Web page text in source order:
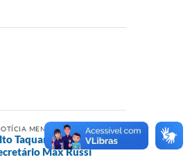
MENOS RECENTE
Taquari junto ao
Max Russi